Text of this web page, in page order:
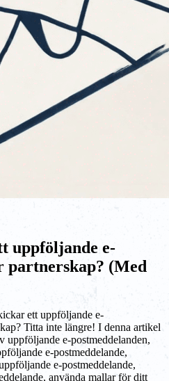
uppföljande e-
partnerskap? (Med
ett uppföljande e-
Titta inte längre! I denna artikel
e-postmeddelanden,
e-postmeddelande,
e-postmeddelande,
använda mallar för ditt